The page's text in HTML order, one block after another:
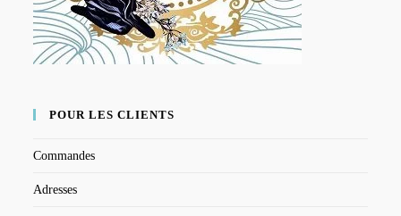
POUR LES CLIENTS
Commandes
Adresses